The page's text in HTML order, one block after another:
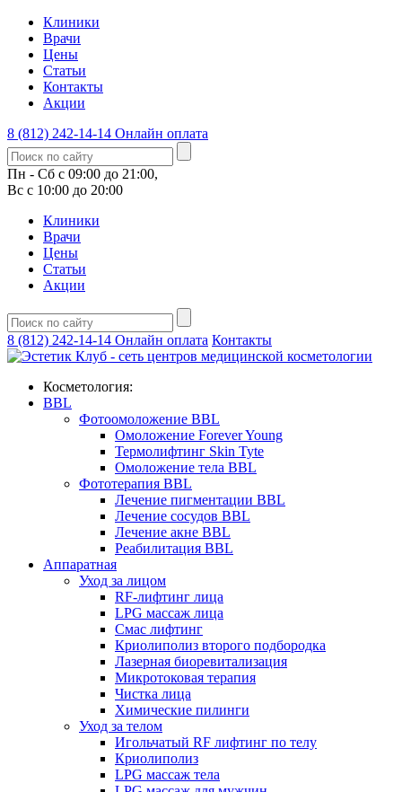
Клиники
Врачи
Цены
Статьи
Контакты
Акции
8 (812) 242-14-14 Онлайн оплата
Пн - Сб с 09:00 до 21:00,
Вс с 10:00 до 20:00
Клиники
Врачи
Цены
Статьи
Акции
8 (812) 242-14-14 Онлайн оплата Контакты
Косметология:
BBL
Фотоомоложение BBL
Омоложение Forever Young
Термолифтинг Skin Tyte
Омоложение тела BBL
Фототерапия BBL
Лечение пигментации BBL
Лечение сосудов BBL
Лечение акне BBL
Реабилитация BBL
Аппаратная
Уход за лицом
RF-лифтинг лица
LPG массаж лица
Смас лифтинг
Криолиполиз второго подбородка
Лазерная биоревитализация
Микротоковая терапия
Чистка лица
Химические пилинги
Уход за телом
Игольчатый RF лифтинг по телу
Криолиполиз
LPG массаж тела